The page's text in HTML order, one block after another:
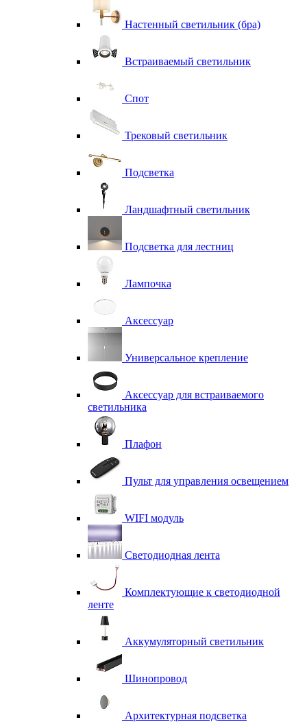
Настенный светильник (бра)
Встраиваемый светильник
Спот
Трековый светильник
Подсветка
Ландшафтный светильник
Подсветка для лестниц
Лампочка
Аксессуар
Универсальное крепление
Аксессуар для встраиваемого
светильника
Плафон
Пульт для управления освещением
WIFI модуль
Светодиодная лента
Комплектующие к светодиодной
ленте
Аккумуляторный светильник
Шинопровод
Архитектурная подсветка